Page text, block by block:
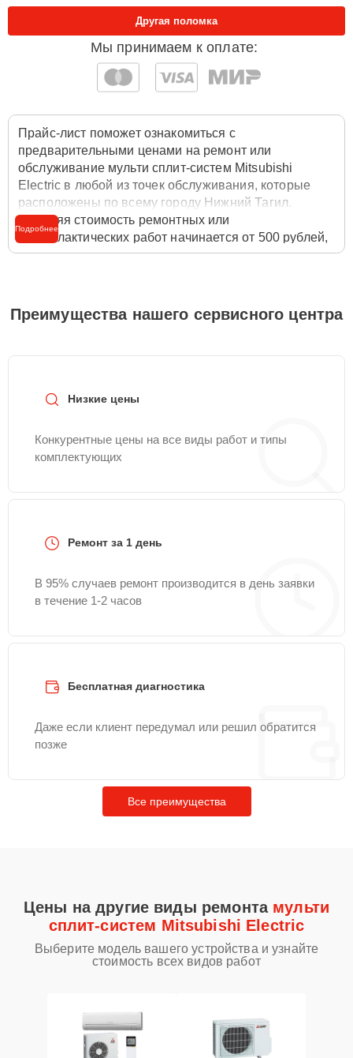
Мы принимаем к оплате:
Другая поломка
Прайс-лист поможет ознакомиться с
предварительными ценами на ремонт или
обслуживание мульти сплит-систем Mitsubishi
Electric в любой из точек обслуживания, которые
расположены по всему городу Нижний Тагил.
Средняя стоимость ремонтных или
профилактических работ начинается от 500 рублей,
однако цены на разные виды комплектующих могут
уточнять со специалистом службы заботы о
клиентах. Для расчета итоговой стоимости ремонта
Remont-Center.
Подробнее
Преимущества нашего сервисного центра
Низкие цены
Конкурентные цены на все виды работ и типы
комплектующих
Ремонт за 1 день
В 95% случаев ремонт производится в день заявки
в течение 1-2 часов
Бесплатная диагностика
Даже если клиент передумал или решил обратится
позже
Все преимущества
Цены на другие виды ремонта мульти
сплит-систем Mitsubishi Electric
Выберите модель вашего устройства и узнайте
стоимость всех видов работ